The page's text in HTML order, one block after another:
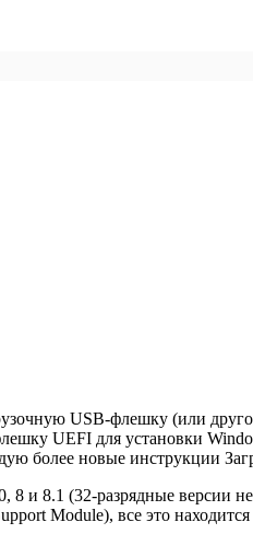
USB-флешку (или
UEFI для установки
более новые инструкции
и 8.1 (32-разрядные версии
Module), все это